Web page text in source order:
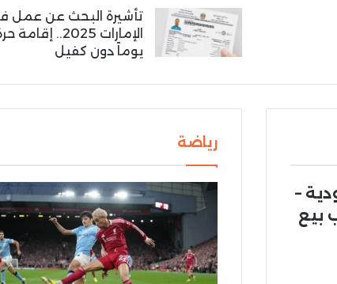
تأشيرة البحث عن عمل
يوماً دون كفيل
–
بيع
رياضة